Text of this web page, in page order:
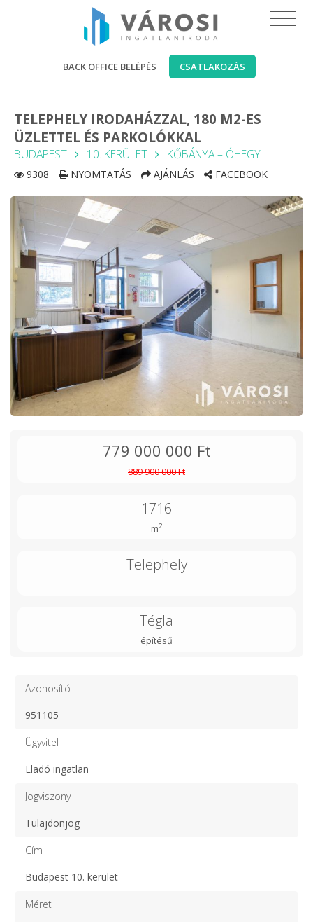
BACK OFFICE BELÉPÉS CSATLAKOZÁS
TELEPHELY IRODAHÁZZAL, 180 M2-ES
ÜZLETTEL ÉS PARKOLÓKKAL
BUDAPEST 10. KERÜLET KŐBÁNYA – ÓHEGY
9308 NYOMTATÁS AJÁNLÁS FACEBOOK
779 000 000 Ft
889 900 000 Ft
1716
m2
Telephely
Tégla
építésű
Azonosító
951105
Ügyvitel
Eladó ingatlan
Jogviszony
Tulajdonjog
Cím
Budapest 10. kerület
Méret